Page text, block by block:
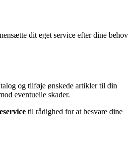
dit eget service efter dine behov
og tilføje ønskede artikler til din
eventuelle skader.
til rådighed for at besvare dine